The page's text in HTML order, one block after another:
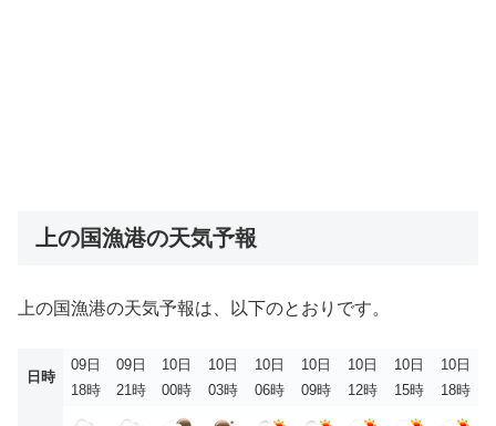
上の国漁港の天気予報
上の国漁港の天気予報は、以下のとおりです。
日時
09日
18時
09日
21時
10日
00時
10日
03時
10日
06時
10日
09時
10日
12時
10日
15時
10日
18時